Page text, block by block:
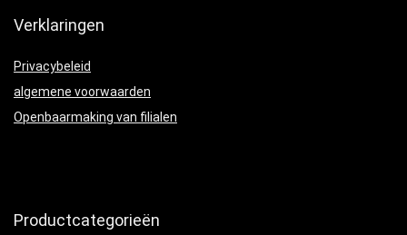
Verklaringen
Privacybeleid
algemene voorwaarden
Openbaarmaking van filialen
Productcategorieën